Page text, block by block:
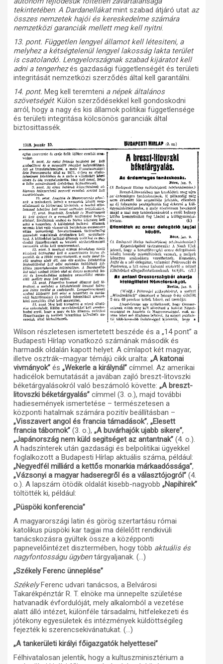
tekintetében. A Dardanellákatmint szabad átjáró utat az
összes nemzetek hajói és kereskedelme számára
nemzetközi garanciák mellett meg kell nyitni.
13. pont. Független lengyel államot kell létesiteni, a
melyhez a kétségtelenül lengyel lakosság lakta terület
is csatolandó. Lengyelországnak szabad kijáratot kell
adni a tengerhezés gazdasági függetlenségét és területi
integritását nemzetközi szerződés által kell garantálni.
14. pont. Meg kell teremteni a népek általános
szövetségét. Külön szerződésekkel kell gondoskodni
arról, hogy a nagy és kis államok politikai függetlensége
és területi integritása kölcsönös garanciák által
biztosittassék.
Wilson részletesen ismertetett beszéde és a „14 pont” a
Budapesti Hírlap vonatkozó számának második és
harmadik oldalán kapott helyet. A címlapot két magyar,
illetve osztrák–magyar témájú cikk uralta: „A katonai
vivmányok” és „Wekerle a királynál” címmel. Az amerikai
hadicélok bemutatását a javában zajló breszt-litovszki
béketárgyalásokról való beszámoló követte: „A breszt-
litovszki béketárgyalás” címmel (3. o.), majd további
hadiesemények ismertetése – természetesen a
központi hatalmak számára pozitív beállításban –
„Visszavert angol és francia támadások”, „Elesett
francia tábornok” (3. o.), „A buvárhajók ujabb sikere”,
„Japánország nem küld segitséget az antantnak” (4. o.).
A hadszínterek után gazdasági és belpolitikai ügyekkel
foglalkozott a Budapesti Hírlap aktuális száma, például:
„Negyedfél milliárd a kettős monarkia márkaadóssága”,
„Vázsonyi a magyar hadseregről és a választójogról” (4.
o.). A lapszám ötödik oldalát kisebb-nagyobb „Napihirek”
töltötték ki, például:
„Püspöki konferencia”
A magyarországi latin és görög szertartásu római
katolikus püspöki kar tagjai ma délelőtt rendkivüli
tanácskozásra gyültek össze a középponti
papnevelőintézet disztermében, hogy több aktuális és
nagyfontosságu ügybentárgyaljanak. (…)
„Székely Ferenc ünneplése”
SzékelyFerenc udvari tanácsos, a Belvárosi
Takarékpénztár R. T. elnöke ma ünnepelte születése
hatvanadik évfordulóját, mely alkalomból a vezetése
alatt álló intézet, különféle társadalmi, hitfelekezeti és
jótékony egyesületek és intézmények küldöttségileg
fejezték ki szerencsekivánatukat. (…)
„A tankerületi királyi főigazgatók helyettesei”
Félhivatalosan jelentik, hogy a kultuszminisztérium a